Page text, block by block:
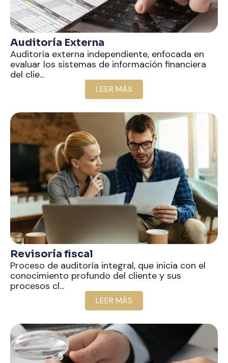
Auditoría Externa
Auditoría externa independiente, enfocada en
evaluar los sistemas de información financiera
del clie...
LEER MÁS
Revisoría fiscal
Proceso de auditoría integral, que inicia con el
conocimiento profundo del cliente y sus
procesos cl...
LEER MÁS